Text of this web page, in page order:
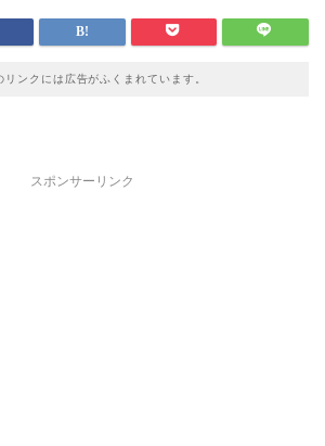
リンクには広告がふくまれています。
スポンサーリンク